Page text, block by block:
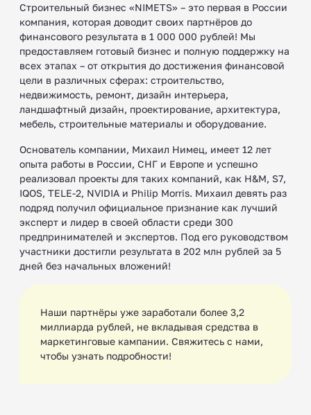
Строительный бизнес «NIMETS» – это первая в России
компания, которая доводит своих партнёров до
финансового результата в 1 000 000 рублей! Мы
предоставляем готовый бизнес и полную поддержку на
всех этапах – от открытия до достижения финансовой
цели в различных сферах: строительство,
недвижимость, ремонт, дизайн интерьера,
ландшафтный дизайн, проектирование, архитектура,
мебель, строительные материалы и оборудование.
Основатель компании, Михаил Нимец, имеет 12 лет
опыта работы в России, СНГ и Европе и успешно
реализовал проекты для таких компаний, как H&M, S7,
IQOS, TELE-2, NVIDIA и Philip Morris. Михаил девять раз
подряд получил официальное признание как лучший
эксперт и лидер в своей области среди 300
предпринимателей и экспертов. Под его руководством
участники достигли результата в 202 млн рублей за 5
дней без начальных вложений!
Наши партнёры уже заработали более 3,2
миллиарда рублей, не вкладывая средства в
маркетинговые кампании. Свяжитесь с нами,
чтобы узнать подробности!